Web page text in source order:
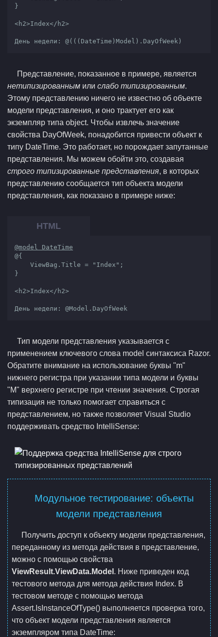
}
<h2>Index</h2>
День недели: @(((DateTime)Model).DayOfWeek)
Представление, показанное в примере, является
нетипизированным или слабо типизированным.
Этому представлению ничего не известно об объекте
модели представления, и оно трактует его как
экземпляр типа object. Чтобы извлечь значение
свойства DayOfWeek, понадобится привести объект к
типу DateTime. Это работает, но порождает запутанные
представления. Мы можем обойти это, создавая
строго типизированные представления, в которых
представлению сообщается тип объекта модели
представления, как показано в примере ниже:
@model DateTime
@{
}
<h2>Index</h2>
День недели: @Model.DayOfWeek
Тип модели представления указывается с
применением ключевого слова model синтаксиса Razor.
Обратите внимание на использование буквы "m"
нижнего регистра при указании типа модели и буквы
"M" верхнего регистре при чтении значения. Строгая
типизация не только помогает справиться с
представлением, но также позволяет Visual Studio
поддерживать средство IntelliSense:
Модульное тестирование: объекты
модели представления
Получить доступ к объекту модели представления,
переданному из метода действия в представление,
можно с помощью свойства
ViewResult.ViewData.Model . Ниже приведен код
тестового метода для метода действия Index. В
тестовом методе с помощью метода
Assert.IsInstanceOfType() выполняется проверка того,
что объект модели представления является
экземпляром типа DateTime: